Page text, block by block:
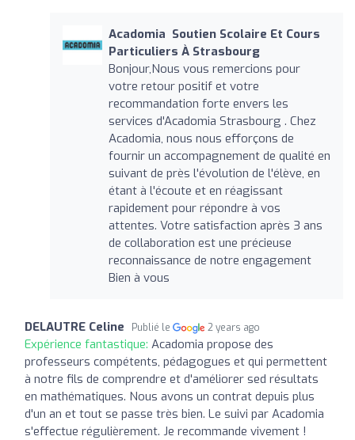
Acadomia ‍ Soutien Scolaire Et Cours
Particuliers À Strasbourg
Bonjour,Nous vous remercions pour
votre retour positif et votre
recommandation forte envers les
services d'Acadomia Strasbourg . Chez
Acadomia, nous nous efforçons de
fournir un accompagnement de qualité en
suivant de près l'évolution de l'élève, en
étant à l'écoute et en réagissant
rapidement pour répondre à vos
attentes. Votre satisfaction après 3 ans
de collaboration est une précieuse
reconnaissance de notre engagement
️Bien à vous
DELAUTRE Celine Publié le 2 years ago
Expérience fantastique: Acadomia propose des
professeurs compétents, pédagogues et qui permettent
à notre fils de comprendre et d'améliorer sed résultats
en mathématiques. Nous avons un contrat depuis plus
d'un an et tout se passe très bien. Le suivi par Acadomia
s'effectue régulièrement. Je recommande vivement !